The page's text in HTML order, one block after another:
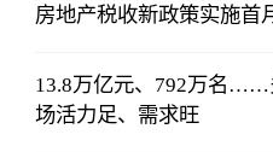
房地产税收新政策实施首
13.8万亿元、792万名……
场活力足、需求旺